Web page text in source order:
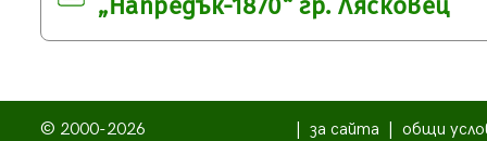
„Напредък-1870“ гр. Лясковец
© 2000-2026
за сайта
общи